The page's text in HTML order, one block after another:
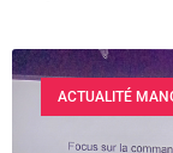
ACTUALITÉ